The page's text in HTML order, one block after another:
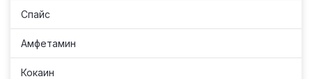
Спайс
Амфетамин
Кокаин